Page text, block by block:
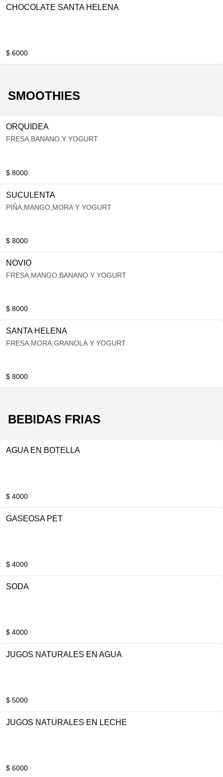
CHOCOLATE SANTA HELENA
$ 6000
SMOOTHIES
ORQUIDEA
FRESA,BANANO Y YOGURT
$ 8000
SUCULENTA
PIÑA,MANGO,MORA Y YOGURT
$ 8000
NOVIO
FRESA,MANGO,BANANO Y YOGURT
$ 8000
SANTA HELENA
FRESA,MORA,GRANOLA Y YOGURT
$ 8000
BEBIDAS FRIAS
AGUA EN BOTELLA
$ 4000
GASEOSA PET
$ 4000
SODA
$ 4000
JUGOS NATURALES EN AGUA
$ 5000
JUGOS NATURALES EN LECHE
$ 6000